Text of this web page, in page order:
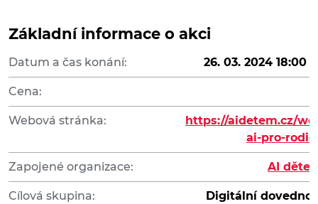
Základní informace o akci
Datum a čas konání: 26. 03. 2024 18:00
Cena:
Webová stránka:
https://aidetem.cz/
ai-pro-
Zapojené organizace: AI
Cílová skupina:
Digitální